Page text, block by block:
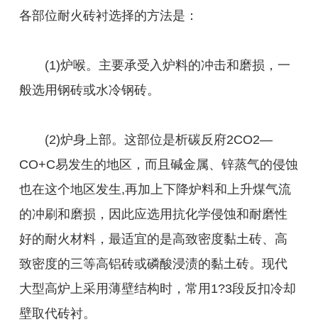
各部位耐火砖衬选择的方法是：
(1)炉喉。主要承受入炉料的冲击和磨损，一
般选用钢砖或水冷钢砖。
(2)炉身上部。这部位是析碳反府2CO2—
CO+C易发生的地区，而且碱金属、锌蒸气的侵蚀
也在这个地区发生,再加上下降炉料和上升煤气流
的冲刷和磨损，因此应选用抗化学侵蚀和耐磨性
好的耐火材料，最适宜的是高致密度黏土砖、高
致密度的三等高铝砖或磷酸浸渍的黏土砖。现代
大型高炉上采用薄壁结构时，常用1?3段反扣冷却
壁取代砖衬。